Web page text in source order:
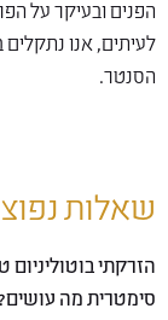
הפנים ובעיקר על
לעיתים, אנו
הסנטר.
שאלות
הזרקתי בוטוליניום
סימטרית מה